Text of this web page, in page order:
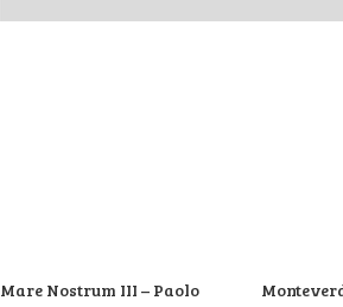
Mare Nostrum III – Paolo